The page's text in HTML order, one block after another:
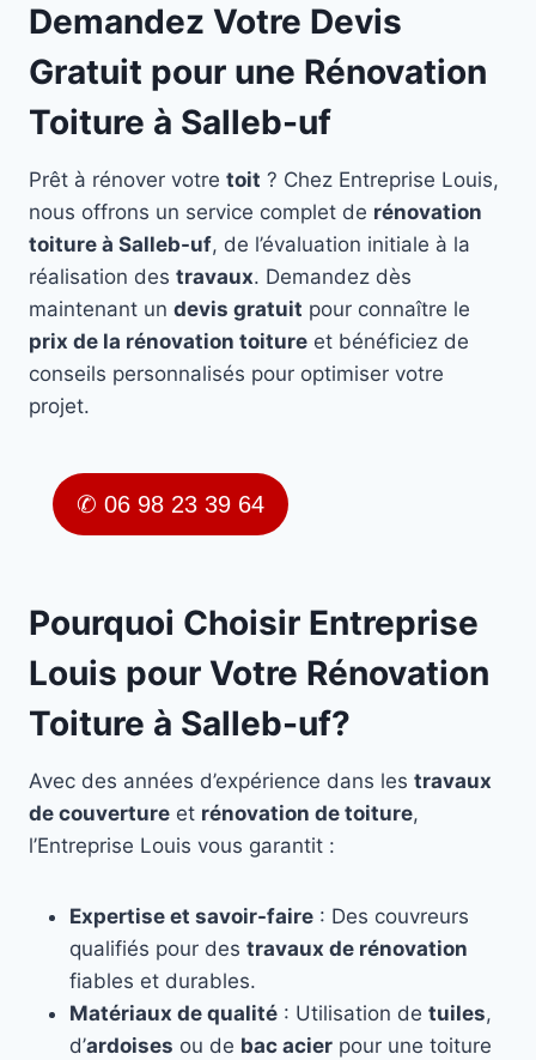
Demandez Votre Devis
Gratuit pour une Rénovation
Toiture à Salleb-uf
Prêt à rénover votre toit ? Chez Entreprise Louis,
nous offrons un service complet de rénovation
toiture à Salleb-uf, de l’évaluation initiale à la
réalisation des travaux. Demandez dès
maintenant un devis gratuit pour connaître le
prix de la rénovation toiture et bénéficiez de
conseils personnalisés pour optimiser votre
projet.
✆ 06 98 23 39 64
Pourquoi Choisir Entreprise
Louis pour Votre Rénovation
Toiture à Salleb-uf?
Avec des années d’expérience dans les travaux
de couverture et rénovation de toiture,
l’Entreprise Louis vous garantit :
Expertise et savoir-faire : Des couvreurs
qualifiés pour des travaux de rénovation
fiables et durables.
Matériaux de qualité : Utilisation de tuiles,
d’ardoises ou de bac acier pour une toiture